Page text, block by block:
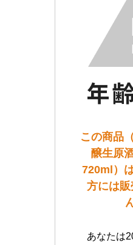
この商品
醸生原
720ml）
方には
あなたは